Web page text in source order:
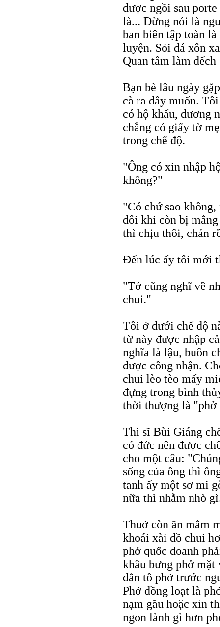
được ngồi sau porte
là... Ðừng nói là
ban biên tập toàn
luyện. Sỏi đá xôn
Quan tâm làm
Bạn bè lâu ngày
cà ra dây muốn.
có hộ khẩu, đương
chẳng có giấy tờ
trong chế độ.
"Ông có xin nhập
không?"
"Có chứ sao
đôi khi còn bị
thì chịu thôi, chán
Ðến lúc ấy tôi mới
"Tớ cũng nghĩ về
chui."
Tôi ở dưới chế độ
từ này được nhập
nghĩa là lậu, buôn
được công nhận.
chui lèo tèo mấy
đựng trong bình
thời thượng là
Thi sĩ Bùi Giáng
có đức nên được
cho một câu:
sống của ông thì
tanh ấy một sơ mi
nữa thì nhằm nhò
Thuở còn ăn mắm
khoái xài đồ chui
phở quốc doanh
khâu bưng phở mặt
dằn tô phở trước
Phở đồng loạt là
nạm gầu hoặc xin
ngon lành gì hơn